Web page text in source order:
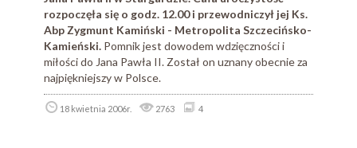
rozpoczęła się o godz. 12.00 i przewodniczył jej Ks.
Abp Zygmunt Kamiński - Metropolita Szczecińsko-
Kamieński. Pomnik jest dowodem wdzięczności i
miłości do Jana Pawła II. Został on uznany obecnie za
najpiękniejszy w Polsce.
18 kwietnia 2006r. 2763 4